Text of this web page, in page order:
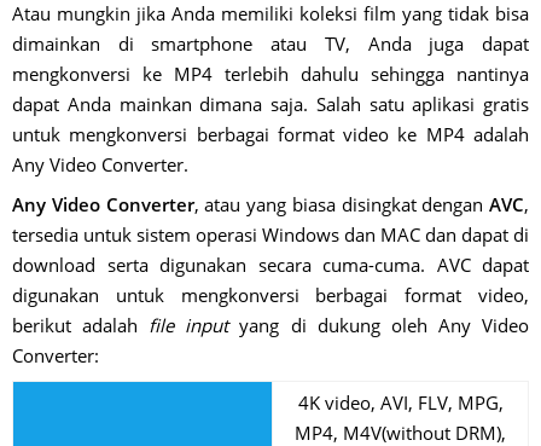
Atau mungkin jika Anda memiliki koleksi film yang tidak bisa
dimainkan di smartphone atau TV, Anda juga dapat
mengkonversi ke MP4 terlebih dahulu sehingga nantinya
dapat Anda mainkan dimana saja. Salah satu aplikasi gratis
untuk mengkonversi berbagai format video ke MP4 adalah
Any Video Converter.
Any Video Converter, atau yang biasa disingkat dengan AVC,
tersedia untuk sistem operasi Windows dan MAC dan dapat di
download serta digunakan secara cuma-cuma. AVC dapat
digunakan untuk mengkonversi berbagai format video,
berikut adalah file inputyang di dukung oleh Any Video
Converter:
4K video, AVI, FLV, MPG,
MP4, M4V(without DRM),